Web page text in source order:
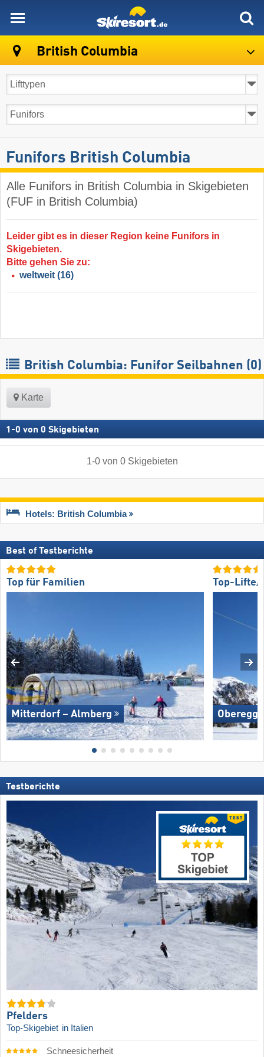
British Columbia
Funifors British Columbia
Alle Funifors in British Columbia in Skigebieten
(FUF in British Columbia)
Leider gibt es in dieser Region keine Funifors in
Skigebieten.
Bitte gehen Sie zu:
weltweit (16)
British Columbia: Funifor Seilbahnen (0)
Karte
1 -0 von 0 Skigebieten
1-0von 0 Skigebieten
Hotels: British Columbia
Best of Testberichte
Top für Familien
Mitterdorf – Almberg
Top-Lifte/
Testberichte
Pfelders
Top-Skigebiet in Italien
Schneesicherheit